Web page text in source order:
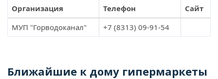
Организация Телефон
Сайт
МУП "Горводоканал"
+7 (8313) 09-91-54
Ближайшие к дому гипермаркеты